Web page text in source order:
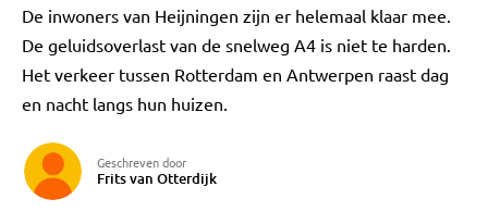
De inwoners van Heijningen zijn er helemaal klaar mee.
De geluidsoverlast van de snelweg A4 is niet te harden.
Het verkeer tussen Rotterdam en Antwerpen raast dag
en nacht langs hun huizen.
Geschreven door
Frits van Otterdijk